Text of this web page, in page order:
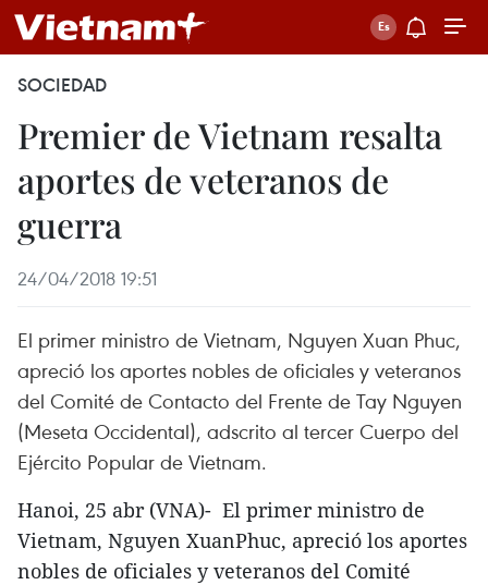
SOCIEDAD
Premier de Vietnam resalta
aportes de veteranos de
guerra
24/04/2018 19:51
El primer ministro de Vietnam, Nguyen Xuan Phuc,
apreció los aportes nobles de oficiales y veteranos
del Comité de Contacto del Frente de Tay Nguyen
(Meseta Occidental), adscrito al tercer Cuerpo del
Ejército Popular de Vietnam.
Hanoi, 25 abr (VNA)- El primer ministro de
Vietnam, Nguyen XuanPhuc, apreció los aportes
nobles de oficiales y veteranos del Comité